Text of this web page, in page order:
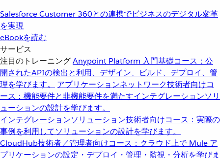
Salesforce Customer 360との連携でビジネスのデジタル変革
を実現
eBookを読む
サービス
注目のトレーニングAnypoint Platform 入門基礎コース：公
開されたAPIの検出と利用、デザイン、ビルド、デプロイ、管
理を学びます。
アプリケーションネットワーク技術者向けコ
ース：機能要件と非機能要件を満たすインテグレーションソリ
ューションの設計を学びます。
インテグレーションソリューション技術者向けコース：実際の
事例を利用してソリューションの設計を学びます。
CloudHub技術者／管理者向けコース：クラウド上で Mule ア
プリケーションの設定・デプロイ・管理・監視・分析を学びま